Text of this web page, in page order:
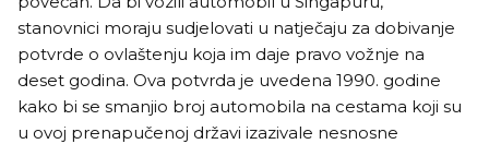
stanovnici moraju sudjelovati u natječaju za dobivanje
potvrde o ovlaštenju koja im daje pravo vožnje na
deset godina. Ova potvrda je uvedena 1990. godine
kako bi se smanjio broj automobila na cestama koji su
u ovoj prenapučenoj državi izazivale nesnosne